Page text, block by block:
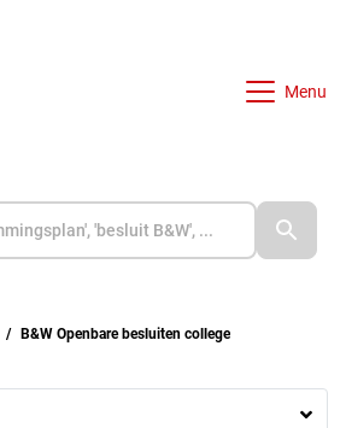
Menu
B&W Openbare besluiten college